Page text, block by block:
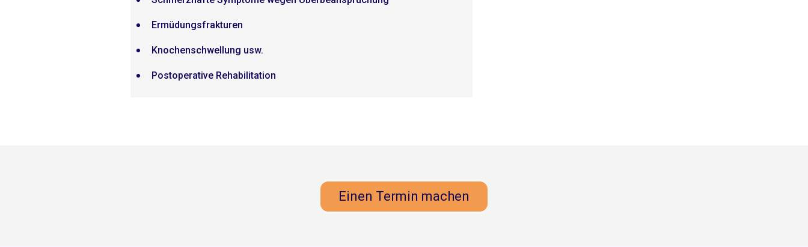
Ermüdungsfrakturen
Knochenschwellung usw.
Postoperative Rehabilitation
Einen Termin machen